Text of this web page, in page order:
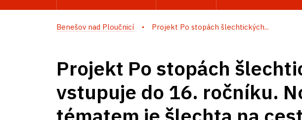
Benešov nad Ploučnicí Projekt Po stopách šlechtických...
Projekt Po stopách
vstupuje do 16. ročníku.